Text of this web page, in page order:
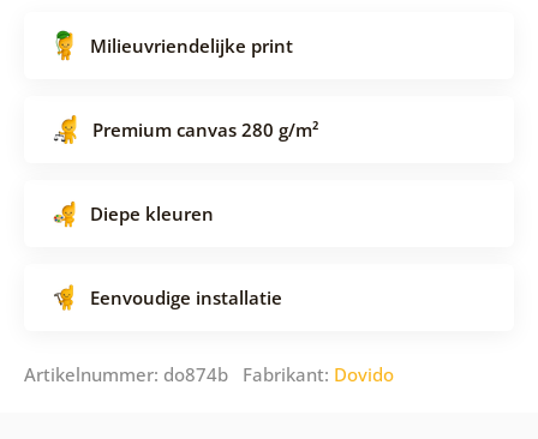
Milieuvriendelijke print
Premium canvas 280 g/m²
Diepe kleuren
Eenvoudige installatie
Artikelnummer: do874b Fabrikant: Dovido